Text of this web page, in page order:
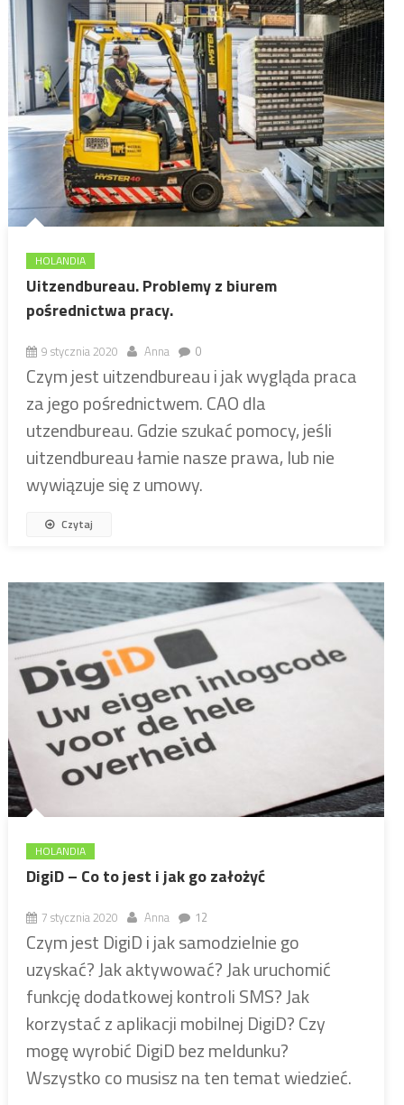
HOLANDIA
Uitzendbureau. Problemy z biurem
pośrednictwa pracy.
9 stycznia 2020 Anna 0
Czym jest uitzendbureau i jak wygląda praca
za jego pośrednictwem. CAO dla
utzendbureau. Gdzie szukać pomocy, jeśli
uitzendbureau łamie nasze prawa, lub nie
wywiązuje się z umowy.
Czytaj
HOLANDIA
DigiD – Co to jest i jak go założyć
7 stycznia 2020 Anna 12
Czym jest DigiD i jak samodzielnie go
uzyskać? Jak aktywować? Jak uruchomić
funkcję dodatkowej kontroli SMS? Jak
korzystać z aplikacji mobilnej DigiD? Czy
mogę wyrobić DigiD bez meldunku?
Wszystko co musisz na ten temat wiedzieć.